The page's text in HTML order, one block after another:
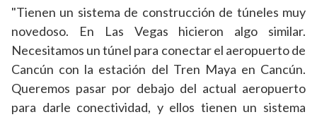
"Tienen un sistema de construcción de túneles muy
novedoso. En Las Vegas hicieron algo similar.
Necesitamos un túnel para conectar el aeropuerto de
Cancún con la estación del Tren Maya en Cancún.
Queremos pasar por debajo del actual aeropuerto
para darle conectividad, y ellos tienen un sistema